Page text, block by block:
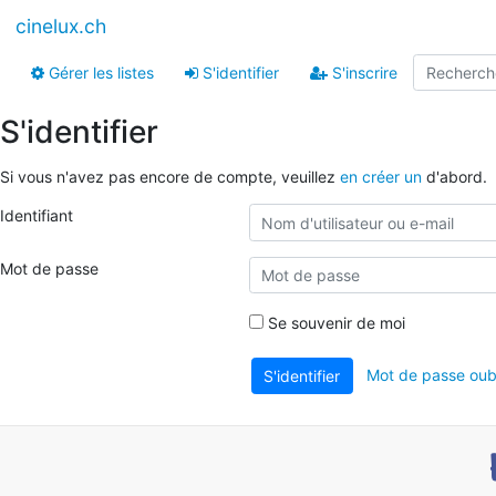
cinelux.ch
Gérer les listes S'identifier S'inscrire
S'identifier
Si vous n'avez pas encore de compte, veuillez en créer un d'abord.
Identifiant
Mot de passe
Se souvenir de moi
S'identifier Mot de passe